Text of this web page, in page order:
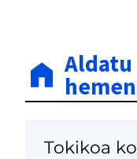
hemen
Tokikoa